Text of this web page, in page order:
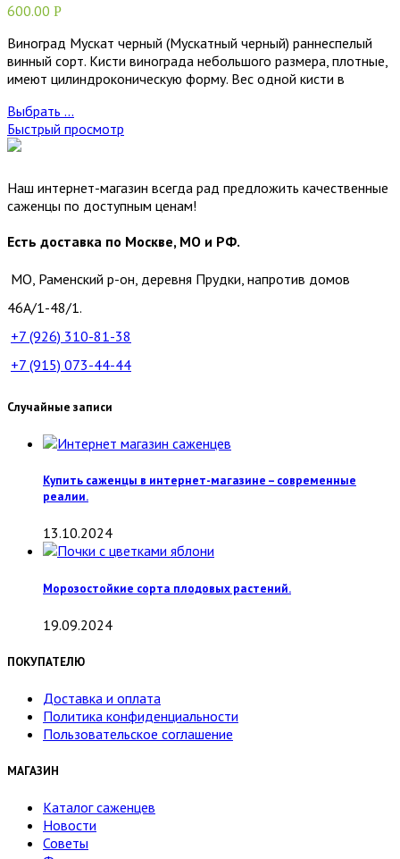
600.00 Р
Виноград Мускат черный (Мускатный черный) раннеспелый
винный сорт. Кисти винограда небольшого размера, плотные,
имеют цилиндроконическую форму. Вес одной кисти в
Выбрать ...
Быстрый просмотр
Наш интернет-магазин всегда рад предложить качественные
саженцы по доступным ценам!
Есть доставка по Москве, МО и РФ.
МО, Раменский р-он, деревня Прудки, напротив домов
46А/1-48/1.
+7 (926) 310-81-38
+7 (915) 073-44-44
Случайные записи
Купить саженцы в интернет-магазине – современные
реалии.
13.10.2024
Морозостойкие сорта плодовых растений.
19.09.2024
ПОКУПАТЕЛЮ
Доставка и оплата
Политика конфиденциальности
Пользовательское соглашение
МАГАЗИН
Каталог саженцев
Новости
Советы